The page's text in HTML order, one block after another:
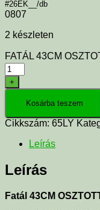
#26EK__/db
0807
2 készleten
FATÁL 43CM
+
Kosárba teszem
Cikkszám: 65LY
Leírás
Leírás
Fatál 43CM